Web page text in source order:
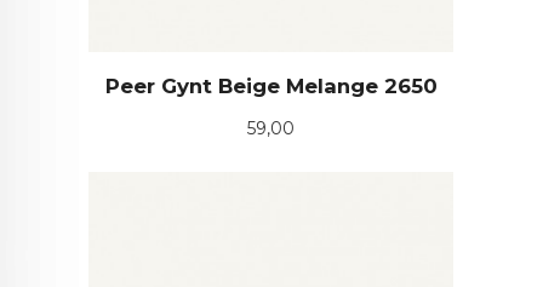
Peer Gynt Beige Melange 2650
Pris
59,00